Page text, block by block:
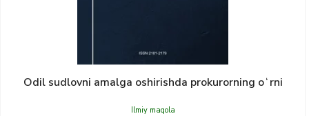
Odil sudlovni amalga oshirishda prokurorning oʻrni
Ilmiy maqola